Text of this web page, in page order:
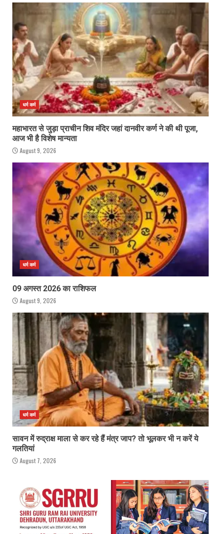
धर्म कर्म
महाभारत से जुड़ा प्राचीन शिव मंदिर जहां दानवीर कर्ण ने की थी पूजा,
आज भी है विशेष मान्यता
August 9, 2026
धर्म कर्म
09 अगस्त 2026 का राशिफल
August 9, 2026
धर्म कर्म
सावन में रुद्राक्ष माला से कर रहे हैं मंत्र जाप? तो भूलकर भी न करें ये
गलतियां
August 7, 2026